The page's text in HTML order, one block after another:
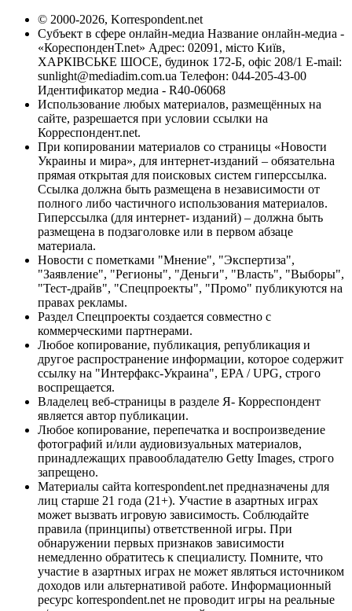
© 2000-2026, Korrespondent.net
Субъект в сфере онлайн-медиа Название онлайн-медиа -
«КореспонденТ.net» Адрес: 02091, місто Київ,
ХАРКІВСЬКЕ ШОСЕ, будинок 172-Б, офіс 208/1 E-mail:
sunlight@mediadim.com.ua Телефон: 044-205-43-00
Идентификатор медиа - R40-06068
Использование любых материалов, размещённых на
сайте, разрешается при условии ссылки на
Корреспондент.net.
При копировании материалов со страницы «Новости
Украины и мира», для интернет-изданий – обязательна
прямая открытая для поисковых систем гиперссылка.
Ссылка должна быть размещена в независимости от
полного либо частичного использования материалов.
Гиперссылка (для интернет- изданий) – должна быть
размещена в подзаголовке или в первом абзаце
материала.
Новости с пометками "Мнение", "Экспертиза",
"Заявление", "Регионы", "Деньги", "Власть", "Выборы",
"Тест-драйв", "Спецпроекты", "Промо" публикуются на
правах рекламы.
Раздел Спецпроекты создается совместно с
коммерческими партнерами.
Любое копирование, публикация, републикация и
другое распространение информации, которое содержит
ссылку на "Интерфакс-Украина", EPA / UPG, строго
воспрещается.
Владелец веб-страницы в разделе Я- Корреспондент
является автор публикации.
Любое копирование, перепечатка и воспроизведение
фотографий и/или аудиовизуальных материалов,
принадлежащих правообладателю Getty Images, строго
запрещено.
Материалы сайта korrespondent.net предназначены для
лиц старше 21 года (21+). Участие в азартных играх
может вызвать игровую зависимость. Соблюдайте
правила (принципы) ответственной игры. При
обнаружении первых признаков зависимости
немедленно обратитесь к специалисту. Помните, что
участие в азартных играх не может являться источником
доходов или альтернативой работе. Информационный
ресурс korrespondent.net не проводит игры на реальные